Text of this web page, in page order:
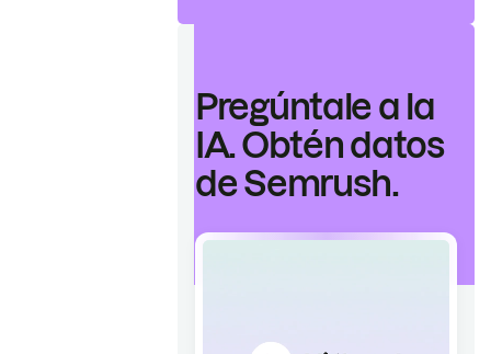
Pregúntale a la
IA. Obtén datos
de Semrush.